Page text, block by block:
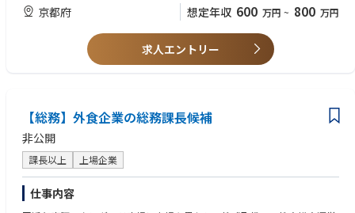
京都府 想定年収 600 万円 ~ 800 万円
求人エントリー
【総務】外食企業の総務課長候補
非公開
課長以上 上場企業
仕事内容